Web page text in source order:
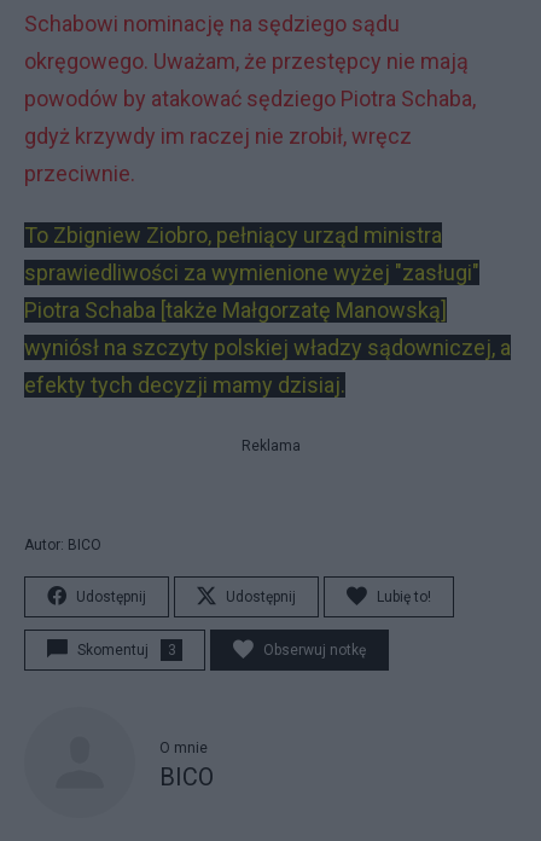
Schabowi nominację na sędziego sądu
okręgowego. Uważam, że przestępcy nie mają
powodów by atakować sędziego Piotra Schaba,
gdyż krzywdy im raczej nie zrobił, wręcz
przeciwnie.
To Zbigniew Ziobro, pełniący urząd ministra
sprawiedliwości za wymienione wyżej "zasługi"
Piotra Schaba [także Małgorzatę Manowską]
wyniósł na szczyty polskiej władzy sądowniczej, a
efekty tych decyzji mamy dzisiaj.
Reklama
Autor: BICO
Udostępnij Udostępnij Lubię to!
Skomentuj 3 Obserwuj notkę
O mnie
BICO